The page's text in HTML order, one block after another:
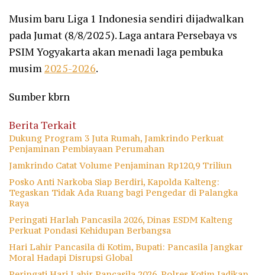
Musim baru Liga 1 Indonesia sendiri dijadwalkan
pada Jumat (8/8/2025). Laga antara Persebaya vs
PSIM Yogyakarta akan menadi laga pembuka
musim 2025-2026.
Sumber kbrn
Berita Terkait
Dukung Program 3 Juta Rumah, Jamkrindo Perkuat
Penjaminan Pembiayaan Perumahan
Jamkrindo Catat Volume Penjaminan Rp120,9 Triliun
Posko Anti Narkoba Siap Berdiri, Kapolda Kalteng:
Tegaskan Tidak Ada Ruang bagi Pengedar di Palangka
Raya
Peringati Harlah Pancasila 2026, Dinas ESDM Kalteng
Perkuat Pondasi Kehidupan Berbangsa
Hari Lahir Pancasila di Kotim, Bupati: Pancasila Jangkar
Moral Hadapi Disrupsi Global